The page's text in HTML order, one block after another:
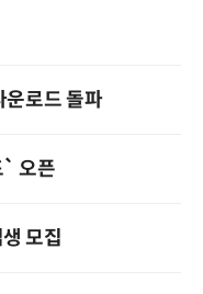
로드 돌파
` 오픈
모집